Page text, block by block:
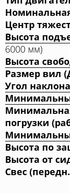
Центр
Высота
6000 мм)
Высота
Размер вил
Угол
погрузки
Высота по
Высота от
Свес